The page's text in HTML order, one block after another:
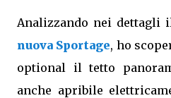
Analizzando nei dettagli
nuova Sportage, ho
optional il tetto
anche apribile